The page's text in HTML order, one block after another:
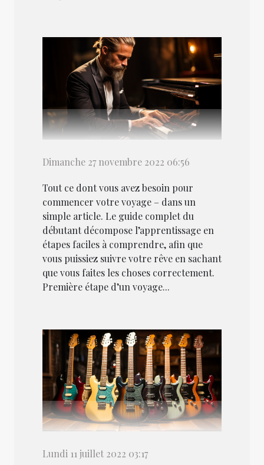
Dimanche 27 novembre 2022 06:56
Tout ce dont vous avez besoin pour
commencer votre voyage – dans un
simple article. Le guide complet du
débutant décompose l’apprentissage en
étapes faciles à comprendre, afin que
vous puissiez suivre votre rêve en sachant
que vous faites les choses correctement.
Première étape d’un voyage...
Lundi 11 juillet 2022 03:17